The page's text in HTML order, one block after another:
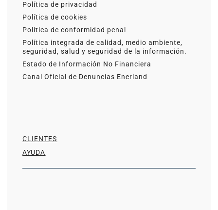
Política de privacidad
Política de cookies
Política de conformidad penal
Política integrada de calidad, medio ambiente,
seguridad, salud y seguridad de la información.
Estado de Información No Financiera
Canal Oficial de Denuncias Enerland
CLIENTES
AYUDA